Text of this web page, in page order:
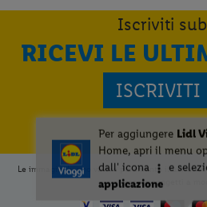
Iscriviti
RICEVI LE
ISCRIVITI
Le immagini hanno valore puramente
essere soggetti a